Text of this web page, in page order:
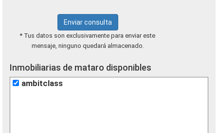
Enviar consulta
* Tus datos son exclusivamente para enviar este
mensaje, ninguno quedará almacenado.
Inmobiliarias de mataro disponibles
ambitclass